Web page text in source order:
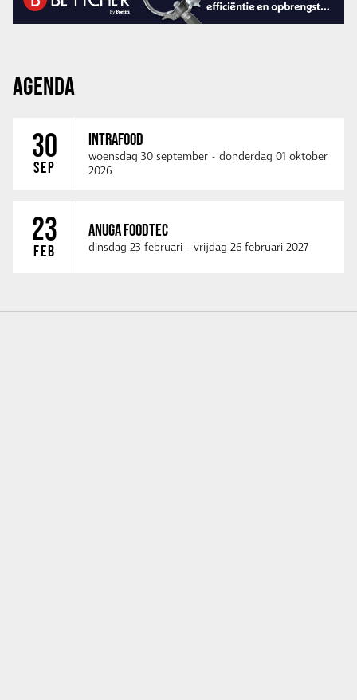
AGENDA
30
SEP
INTRAFOOD
woensdag 30 september - donderdag 01 oktober
2026
23
FEB
ANUGA FOODTEC
dinsdag 23 februari - vrijdag 26 februari 2027